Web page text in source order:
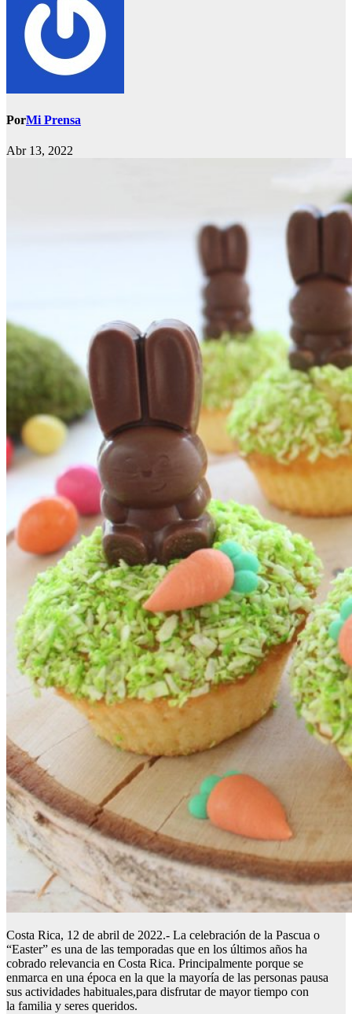
PorMi Prensa
Abr 13, 2022
Costa Rica, 12 de abril de 2022.- La celebración de la Pascua o
“Easter” es una de las temporadas que en los últimos años ha
cobrado relevancia en Costa Rica. Principalmente porque se
enmarca en una época en la que la mayoría de las personas pausa
sus actividades habituales,para disfrutar de mayor tiempo con
la familia y seres queridos.